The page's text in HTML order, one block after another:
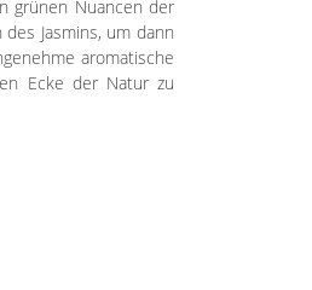
grünen Nuancen der
Jasmins, um dann
aromatische
Ecke der Natur zu